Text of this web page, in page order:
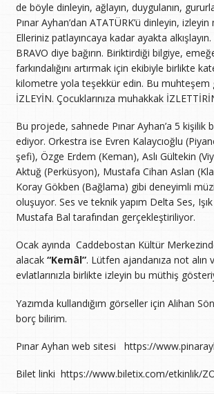
de böyle dinleyin, ağlayın, duygulanın,
Pınar Ayhan’dan ATATÜRK’ü dinleyin,
Elleriniz patlayıncaya kadar ayakta
BRAVO diye bağırın. Biriktirdiği bilgiye,
farkındalığını artırmak için ekibiyle birlikte
kilometre yola teşekkür edin. Bu muhteşem
İZLEYİN. Çocuklarınıza muhakkak
Bu projede, sahnede Pınar Ayhan’a 5 kişilik
ediyor. Orkestra ise Evren Kalaycıoğlu
şefi), Özge Erdem (Keman), Aslı Gültekin
Aktuğ (Perküsyon), Mustafa Cihan Aslan
Koray Gökben (Bağlama) gibi deneyimli
oluşuyor. Ses ve teknik yapım Delta Ses, Işık
Mustafa Bal tarafından gerçekleştiriliyor.
Ocak ayında Caddebostan Kültür
alacak “Kemâl”. Lütfen ajandanıza not alın
evlatlarınızla birlikte izleyin bu müthiş
Yazımda kullandığım görseller için Alihan
borç bilirim.
Pınar Ayhan web sitesi https://
Bilet linki https://www.biletix.com/etkinlik/